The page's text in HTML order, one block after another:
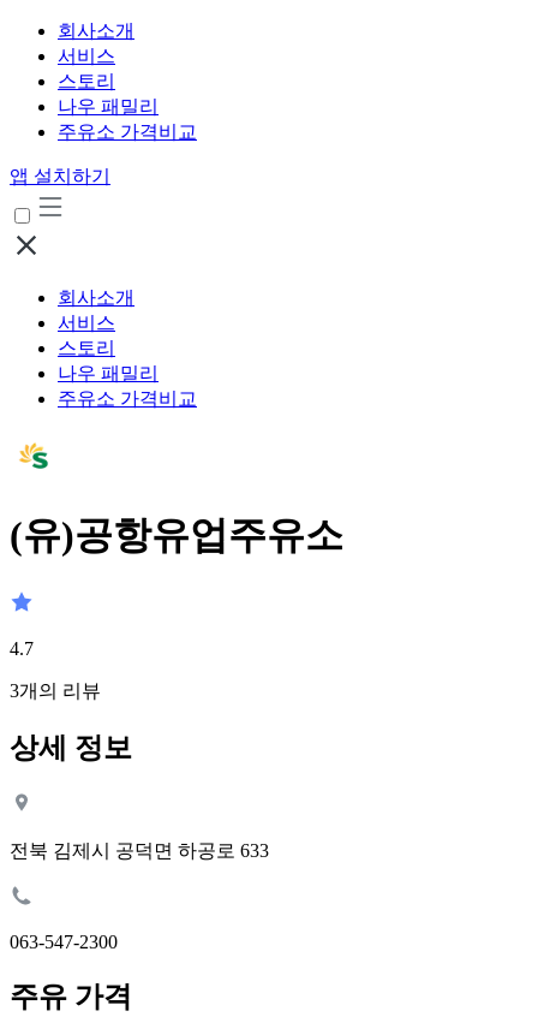
회사소개
서비스
스토리
나우 패밀리
주유소 가격비교
앱 설치하기
회사소개
서비스
스토리
나우 패밀리
주유소 가격비교
(유)공항유업주유소
4.7
3개의 리뷰
상세 정보
전북 김제시 공덕면 하공로 633
063-547-2300
주유 가격